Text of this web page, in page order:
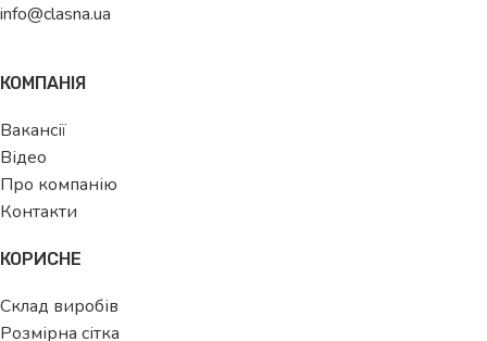
info@clasna.ua
КОМПАНІЯ
Вакансії
Відео
Про компанію
Контакти
КОРИСНЕ
Склад виробів
Розмірна сітка